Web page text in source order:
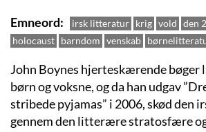
Emneord
irsk litteratur krig vold den
holocaust barndom venskab
John Boynes hjerteskærende bøger
børn og voksne, og da han udgav
stribede pyjamas” i 2006, skød den
gennem den litterære stratosfære